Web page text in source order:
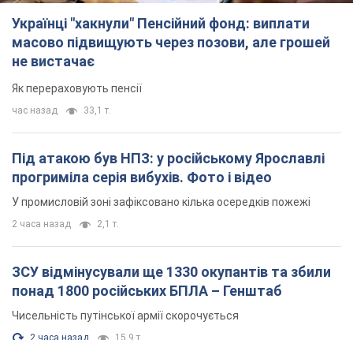
прогриміла серія вибухів. Фото і відео
У промисловій зоні зафіксовано кілька осередків пожежі
2 часа назад
ЗСУ відмінусували ще 1330 окупантів та збили
понад 1800 російських БПЛА – Генштаб
Чисельність путінської армії скорочується
2 часа назад 15,9 т.